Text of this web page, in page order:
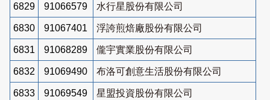
6829 91066579 水行星股份有限公司
6830 91067401 浮誇煎焙廠股份有限公司
6831 91068289 儱宇實業股份有限公司
6832 91069490 布洛可創意生活股份有限公司
6833 91069549 星盟投資股份有限公司